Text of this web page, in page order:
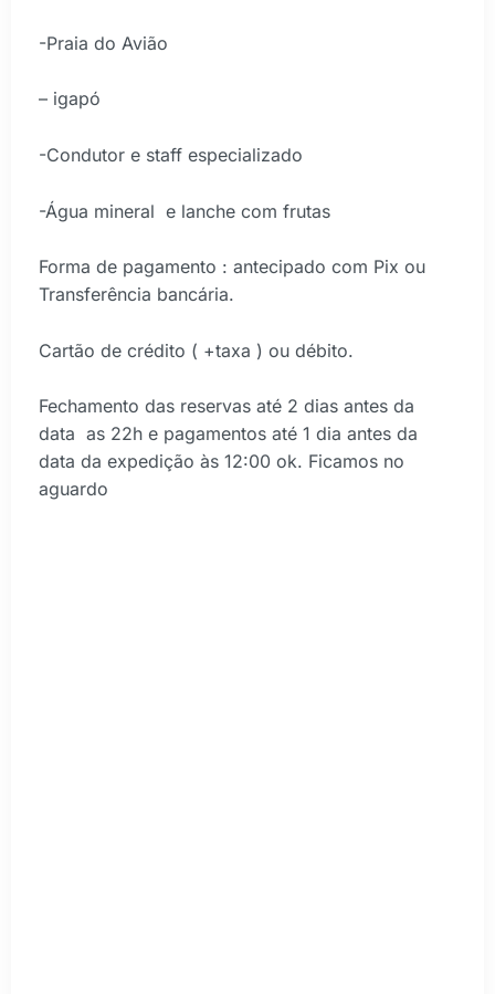
-Praia do Avião
– igapó
-Condutor e staff especializado
-Água mineral e lanche com frutas
Forma de pagamento : antecipado com Pix ou
Transferência bancária.
Cartão de crédito ( +taxa ) ou débito.
Fechamento das reservas até 2 dias antes da
data as 22h e pagamentos até 1 dia antes da
data da expedição às 12:00 ok. Ficamos no
aguardo